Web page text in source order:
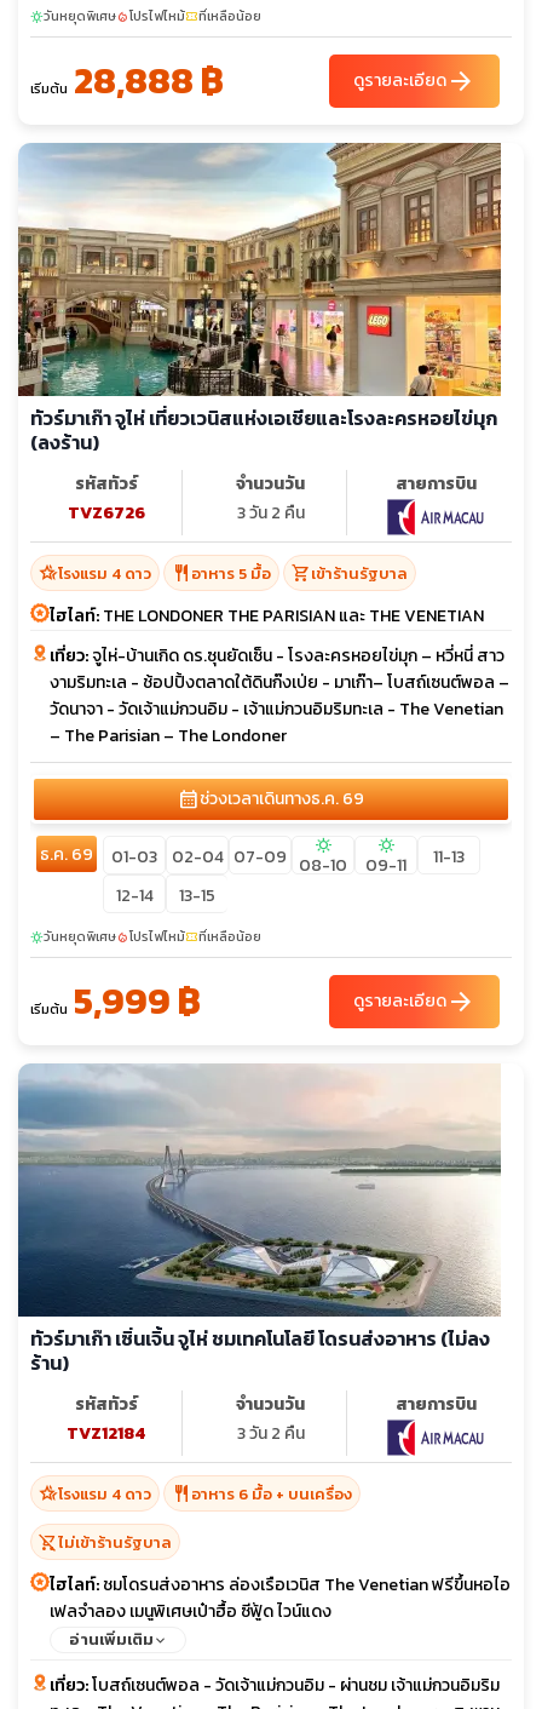
sunnyวันหยุดพิเศษlocal_fire_departmentโปรไฟไหม้confirmation_numberที่เหลือน้อย
เริ่มต้น 28,888 ฿ ดูรายละเอียดarrow_forward
ทัวร์มาเก๊า จูไห่ เที่ยวเวนิสแห่งเอเชียและโรงละครหอยไข่มุก
(ลงร้าน)
รหัสทัวร์
TVZ6726
จำนวนวัน
3 วัน 2 คืน
สายการบิน
hotel_classโรงแรม 4 ดาว restaurant อาหาร 5 มื้อ shopping_cartเข้าร้านรัฐบาล
ไฮไลท์:THE LONDONER THE PARISIAN และ THE VENETIAN
เที่ยว:จูไห่-บ้านเกิด ดร.ซุนยัดเซ็น - โรงละครหอยไข่มุก – หวี่หนี่ สาว
งามริมทะเล - ช้อปปิ้งตลาดใต้ดินก๊งเป่ย - มาเก๊า– โบสถ์เซนต์พอล –
วัดนาจา - วัดเจ้าแม่กวนอิม - เจ้าแม่กวนอิมริมทะเล - The Venetian
– The Parisian – The Londoner
calendar_monthช่วงเวลาเดินทางธ.ค. 69
ธ.ค. 69 01-03 02-04 07-09 sunny
08-10
sunny
09-11
11-13
12-14
13-15
sunnyวันหยุดพิเศษlocal_fire_departmentโปรไฟไหม้confirmation_numberที่เหลือน้อย
เริ่มต้น 5,999 ฿ ดูรายละเอียดarrow_forward
ทัวร์มาเก๊า เซิ่นเจิ้น จูไห่ ชมเทคโนโลยี โดรนส่งอาหาร (ไม่ลง
ร้าน)
รหัสทัวร์
TVZ12184
จำนวนวัน
3 วัน 2 คืน
สายการบิน
hotel_classโรงแรม 4 ดาว restaurant อาหาร 6 มื้อ + บนเครื่อง
shopping_cart_offไม่เข้าร้านรัฐบาล
ไฮไลท์:ชมโดรนส่งอาหาร ล่องเรือเวนิส The Venetian ฟรีขึ้นหอไอ
เฟลจำลอง เมนูพิเศษเป๋าฮื้อ ซีฟู้ด ไวน์แดง
อ่านเพิ่มเติม
เที่ยว:โบสถ์เซนต์พอล - วัดเจ้าแม่กวนอิม - ผ่านชม เจ้าแม่กวนอิมริม